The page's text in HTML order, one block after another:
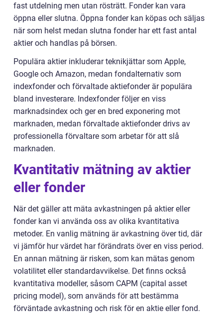
fast utdelning men utan rösträtt. Fonder kan vara
öppna eller slutna. Öppna fonder kan köpas och säljas
när som helst medan slutna fonder har ett fast antal
aktier och handlas på börsen.
Populära aktier inkluderar teknikjättar som Apple,
Google och Amazon, medan fondalternativ som
indexfonder och förvaltade aktiefonder är populära
bland investerare. Indexfonder följer en viss
marknadsindex och ger en bred exponering mot
marknaden, medan förvaltade aktiefonder drivs av
professionella förvaltare som arbetar för att slå
marknaden.
Kvantitativ mätning av aktier
eller fonder
När det gäller att mäta avkastningen på aktier eller
fonder kan vi använda oss av olika kvantitativa
metoder. En vanlig mätning är avkastning över tid, där
vi jämför hur värdet har förändrats över en viss period.
En annan mätning är risken, som kan mätas genom
volatilitet eller standardavvikelse. Det finns också
kvantitativa modeller, såsom CAPM (capital asset
pricing model), som används för att bestämma
förväntade avkastning och risk för en aktie eller fond.